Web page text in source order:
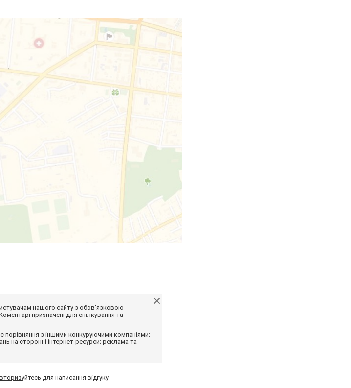
нашого сайту з обов'язковою
призначені для спілкування та
порівняння з іншими конкуруючими компаніями;
на сторонні інтернет-ресурси; реклама та
для написання відгуку